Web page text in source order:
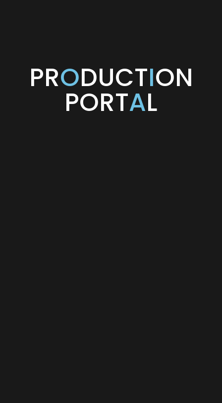
PRODUCTION
PORTAL